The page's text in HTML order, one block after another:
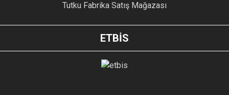
Tutku Fabrika Satış Mağazası
ETBİS